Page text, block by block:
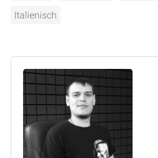
Italienisch